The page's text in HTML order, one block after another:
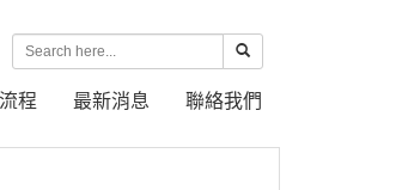
程 最新消息 聯絡我們